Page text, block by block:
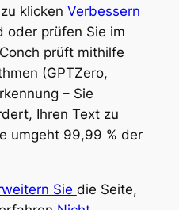
klicken Verbessern
oder prüfen Sie im
prüft mithilfe
(GPTZero,
– Sie
Ihren Text zu
umgeht 99,99 % der
Sie die Seite,